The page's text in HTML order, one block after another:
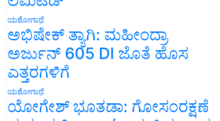
ಯಶೋಗಾಥೆ
ಅಭಿಷೇಕ್ ತ್ಯಾಗಿ: ಮಹೀಂದ್ರಾ
ಅರ್ಜುನ್ 605 DI ಜೊತೆ ಹೊಸ
ಎತ್ತರಗಳಿಗೆ
ಯಶೋಗಾಥೆ
ಯೋಗೇಶ್ ಭೂತಡಾ: ಗೋಸಂರಕ್ಷಣೆ